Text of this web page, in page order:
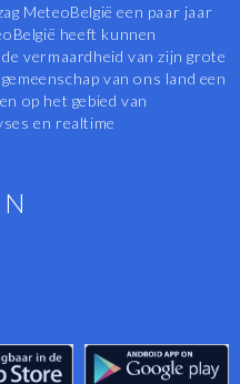
MeteoBelgië een paar jaar
heeft kunnen
vermaardheid van zijn grote
van ons land een
op het gebied van
en realtime